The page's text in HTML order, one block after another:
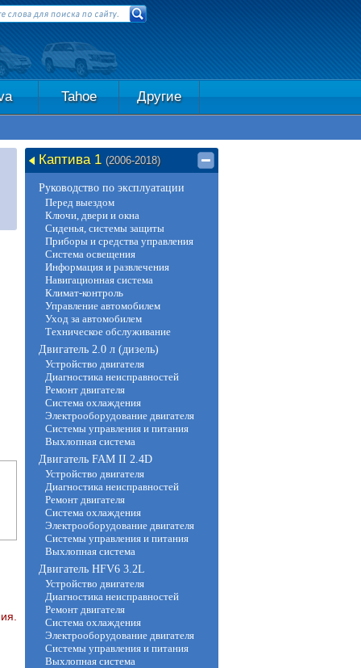
Tahoe Другие
Каптива 1 (2006-2018)
Руководство по эксплуатации
Перед выездом
Ключи, двери и окна
Сиденья, системы защиты
Приборы и средства управления
Система освещения
Информация и развлечения
Навигационная система
Климат-контроль
Управление автомобилем
Уход за автомобилем
Техническое обслуживание
Двигатель 2.0 л (дизель)
Устройство двигателя
Диагностика неисправностей
Ремонт двигателя
Система охлаждения
Электрооборудование двигателя
Системы управления и питания
Выхлопная система
Двигатель FAM II 2.4D
Устройство двигателя
Диагностика неисправностей
Ремонт двигателя
Система охлаждения
Электрооборудование двигателя
Системы управления и питания
Выхлопная система
Двигатель HFV6 3.2L
Устройство двигателя
Диагностика неисправностей
Ремонт двигателя
Система охлаждения
Электрооборудование двигателя
Системы управления и питания
Выхлопная система